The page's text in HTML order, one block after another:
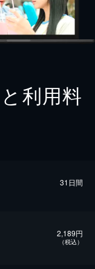
利用料
31日間
2,189円
（税込）